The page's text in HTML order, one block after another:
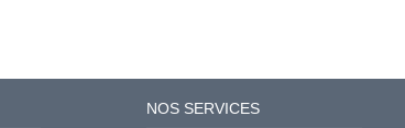
NOS SERVICES